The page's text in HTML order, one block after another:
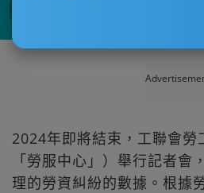
2024年即將結束，工聯會勞
「勞服中心」）舉行記者會
理的勞資糾紛的數據。根據